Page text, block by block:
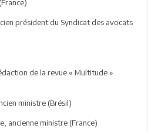
président du Syndicat des avocats
de la revue « Multitude »
ministre (Brésil)
ancienne ministre (France)